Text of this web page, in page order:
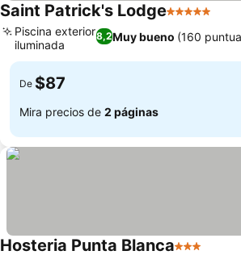
Saint Patrick's Lodge5 Estrellas
8,2Muy bueno (160
Piscina exterior
iluminada
De $87
Mira precios de 2 páginas
Hosteria Punta Blanca